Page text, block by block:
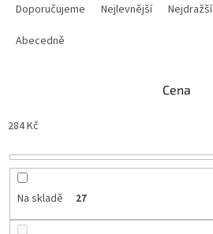
o
u
ů
Doporučujeme Nejlevnější Nejdražší
Abecedně
Cena
284Kč
Na skladě 27